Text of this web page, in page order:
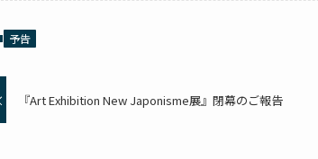
予告
『Art Exhibition New Japonisme展』閉幕のご報告